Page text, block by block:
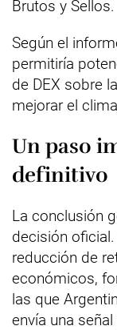
Brutos y Sellos.
Según el
permitiría
de DEX sobre
mejorar el
Un paso
definitivo
La conclusión
decisión
reducción de
económicos,
las que
envía una